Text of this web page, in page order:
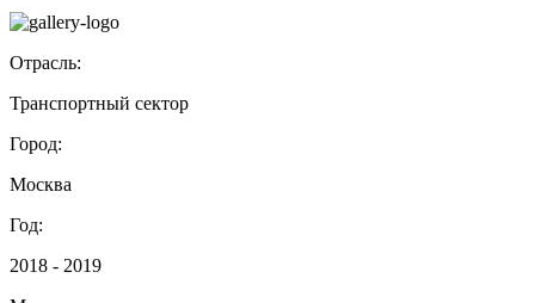
Отрасль:
Транспортный сектор
Город:
Москва
Год:
2018 - 2019